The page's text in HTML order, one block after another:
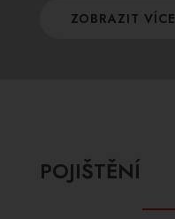
ZOBRAZIT VÍCE
POJIŠTĚNÍ